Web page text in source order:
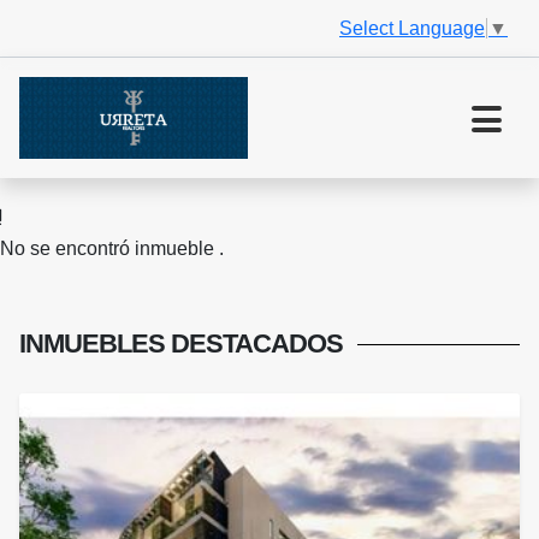
Select Language ▼
No se encontró inmueble .
INMUEBLES DESTACADOS